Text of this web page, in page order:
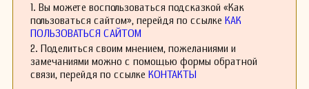
1. Вы можете воспользоваться подсказкой «Как
пользоваться сайтом», перейдя по ссылке КАК
ПОЛЬЗОВАТЬСЯ САЙТОМ
2. Поделиться своим мнением, пожеланиями и
замечаниями можно с помощью формы обратной
связи, перейдя по ссылке КОНТАКТЫ